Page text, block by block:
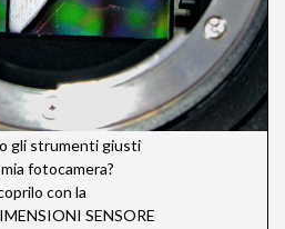
gli strumenti giusti
fotocamera?
con la
SENSORE